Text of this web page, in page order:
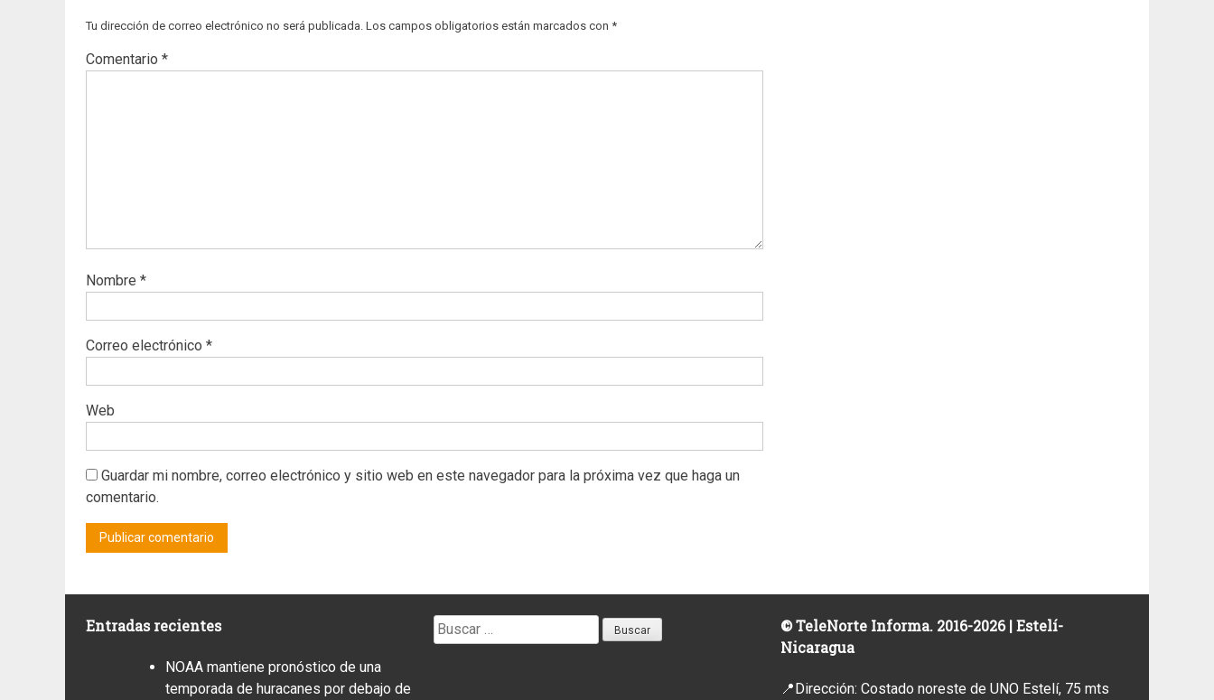
Tu dirección de correo electrónico no será publicada. Los campos obligatorios están marcados con *
Comentario *
Nombre *
Correo electrónico *
Web
Guardar mi nombre, correo electrónico y sitio web en este navegador para la próxima vez que haga un
comentario.
Entradas recientes
NOAA mantiene pronóstico de una
temporada de huracanes por debajo de
Buscar:
© TeleNorte Informa. 2016-2026 | Estelí-
Nicaragua
📍Dirección: Costado noreste de UNO Estelí, 75 mts